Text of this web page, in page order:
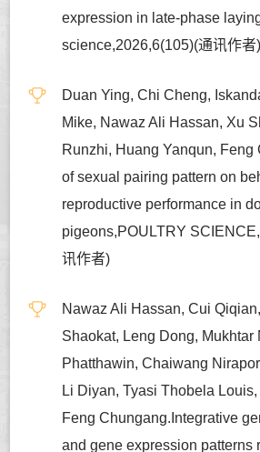
expression in late-phase
science,2026,6(105)(通讯作者)
Duan Ying, Chi Cheng,
Mike, Nawaz Ali Hassan, Xu
Runzhi, Huang Yanqun, Feng
of sexual pairing pattern on
reproductive performance in
pigeons,POULTRY
讯作者)
Nawaz Ali Hassan, Cui
Shaokat, Leng Dong, Mukhtar
Phatthawin, Chaiwang
Li Diyan, Tyasi Thobela
Feng Chungang.Integrative
and gene expression patterns